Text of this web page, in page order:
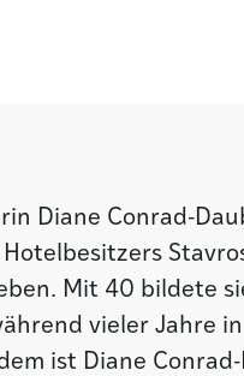
Diane Conrad-
Mit 40 bildete
vieler Jahre in
ist Diane